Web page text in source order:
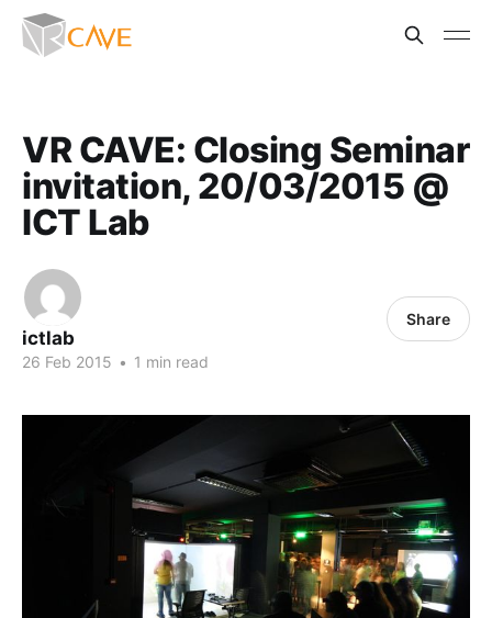
VR CAVE: Closing Seminar
invitation, 20/03/2015 @
ICT Lab
ictlab
26 Feb 2015 • 1 min read
Share